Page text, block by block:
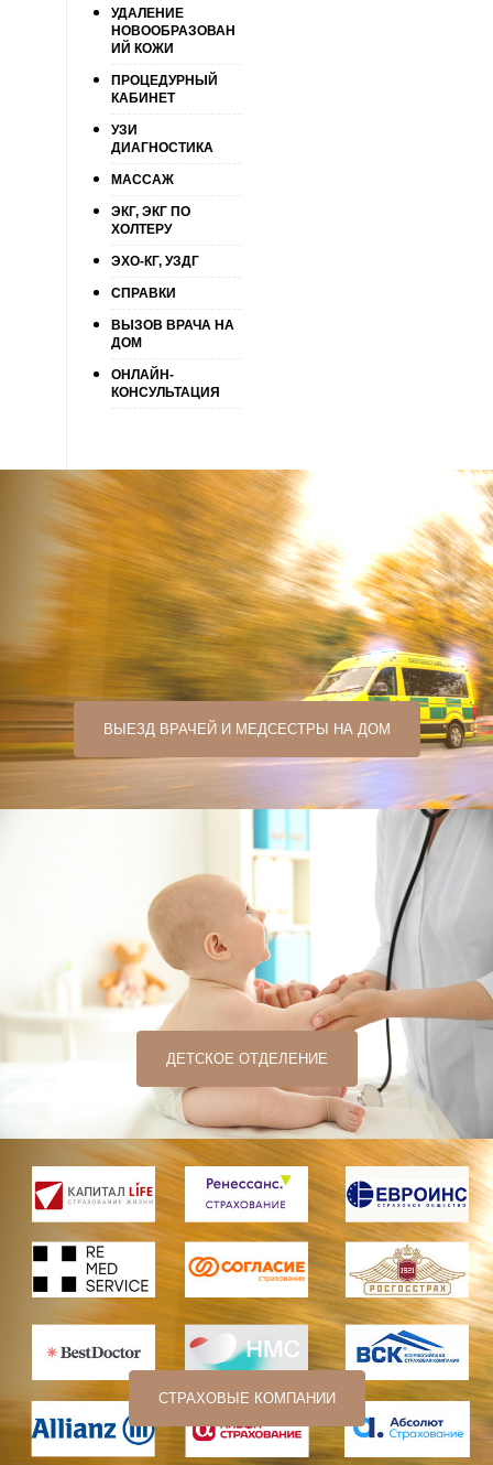
УДАЛЕНИЕ
НОВООБРАЗОВАН
ИЙ КОЖИ
ПРОЦЕДУРНЫЙ
КАБИНЕТ
УЗИ
ДИАГНОСТИКА
МАССАЖ
ЭКГ, ЭКГ ПО
ХОЛТЕРУ
ЭХО-КГ, УЗДГ
СПРАВКИ
ВЫЗОВ ВРАЧА НА
ДОМ
ОНЛАЙН-
КОНСУЛЬТАЦИЯ
ВЫЕЗД ВРАЧЕЙ И МЕДСЕСТРЫ НА ДОМ
ДЕТСКОЕ ОТДЕЛЕНИЕ
СТРАХОВЫЕ КОМПАНИИ